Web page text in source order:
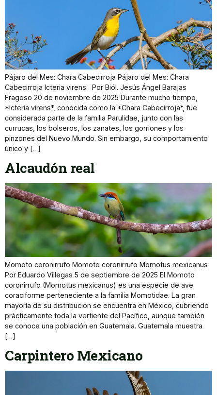
Pájaro del Mes: Chara Cabecirroja Pájaro del Mes: Chara
Cabecirroja Icteria virens Por Biól. Jesús Ángel Barajas
Fragoso 20 de noviembre de 2025 Durante mucho tiempo,
*Icteria virens*, conocida como la *Chara Cabecirroja*, fue
considerada parte de la familia Parulidae, junto con las
currucas, los bolseros, los zanates, los gorriones y los
pinzones del Nuevo Mundo. Sin embargo, su comportamiento
único y […]
Alcaudón real
Momoto coronirrufo Momoto coronirrufo Momotus mexicanus
Por Eduardo Villegas 5 de septiembre de 2025 El Momoto
coronirrufo (Momotus mexicanus) es una especie de ave
coraciforme perteneciente a la familia Momotidae. La gran
mayoría de su distribución se encuentra en México, cubriendo
prácticamente toda la vertiente del Pacífico, aunque también
se conoce una población en Guatemala. Guatemala muestra
[…]
Carpintero Mexicano